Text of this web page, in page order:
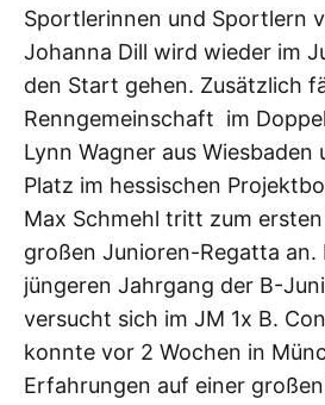
Sportlerinnen und Sportlern
Johanna Dill wird wieder im
den Start gehen. Zusätzlich
Renngemeinschaft im
Lynn Wagner aus Wiesbaden
Platz im hessischen
Max Schmehl tritt zum
großen Junioren-Regatta an.
jüngeren Jahrgang der B-
versucht sich im JM 1x B.
konnte vor 2 Wochen in
Erfahrungen auf einer